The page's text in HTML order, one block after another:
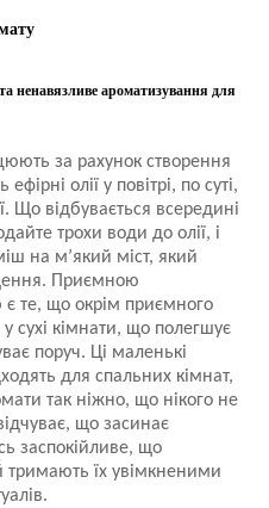
ненавязливе ароматизування для
за рахунок створення
олії у повітрі, по суті,
Що відбувається всередині
трохи води до олії, і
на м’який міст, який
Приємною
є те, що окрім приємного
сухі кімнати, що полегшує
поруч. Ці маленькі
для спальних кімнат,
так ніжно, що нікого не
що засинає
заспокійливе, що
їх увімкненими